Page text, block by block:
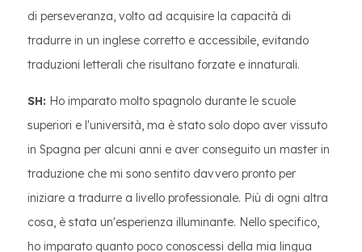
di perseveranza, volto ad acquisire la capacità di
tradurre in un inglese corretto e accessibile, evitando
traduzioni letterali che risultano forzate e innaturali.
SH: Ho imparato molto spagnolo durante le scuole
superiori e l'università, ma è stato solo dopo aver vissuto
in Spagna per alcuni anni e aver conseguito un master in
traduzione che mi sono sentito davvero pronto per
iniziare a tradurre a livello professionale. Più di ogni altra
cosa, è stata un'esperienza illuminante. Nello specifico,
ho imparato quanto poco conoscessi della mia lingua